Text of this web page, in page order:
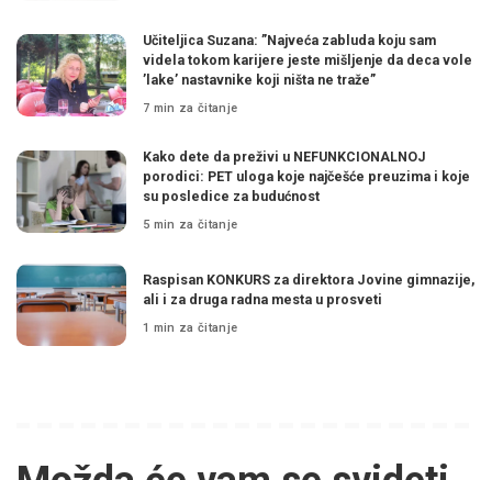
Učiteljica Suzana: ”Najveća zabluda koju sam
videla tokom karijere jeste mišljenje da deca vole
’lake’ nastavnike koji ništa ne traže”
7 min za čitanje
Kako dete da preživi u NEFUNKCIONALNOJ
porodici: PET uloga koje najčešće preuzima i koje
su posledice za budućnost
5 min za čitanje
Raspisan KONKURS za direktora Jovine gimnazije,
ali i za druga radna mesta u prosveti
1 min za čitanje